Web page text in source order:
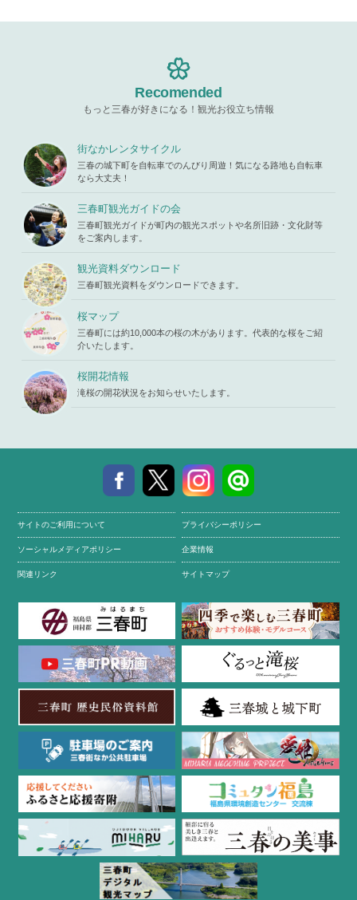
parts/picu
p.phpon li
ne19
up.phpon l
iharukoma.
com/public
_html/wp-c
ontent/the
mes/mihar
u/template-
parts/picu
p.phpon li
ne19
ma.com/pu
ttempt to re
ad property
"ID" on null
in/home/x
iharukoma.
com/public
_html/wp-c
ontent/the
mes/mihar
u/template-
parts/picu
p.phpon li
ne 19
Recomended
もっと三春が好きになる！観光お役立ち情報
街なかレンタサイクル
三春の城下町を自転車でのんびり周遊！気になる路地も自転車
なら大丈夫！
三春町観光ガイドの会
三春町観光ガイドが町内の観光スポットや名所旧跡・文化財等
をご案内します。
観光資料ダウンロード
三春町観光資料をダウンロードできます。
桜マップ
三春町には約10,000本の桜の木があります。代表的な桜をご紹
介いたします。
桜開花情報
滝桜の開花状況をお知らせいたします。
サイトのご利用について プライバシーポリシー
ソーシャルメディアポリシー 企業情報
関連リンク サイトマップ